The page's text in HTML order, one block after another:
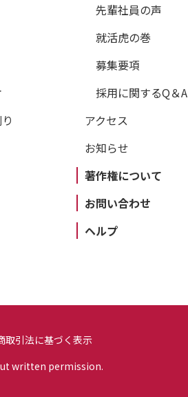
先輩社員の声
就活虎の巻
募集要項
採用に関するQ＆A
アクセス
お知らせ
著作権について
お問い合わせ
ヘルプ
取引法に基づく表示
written permission.